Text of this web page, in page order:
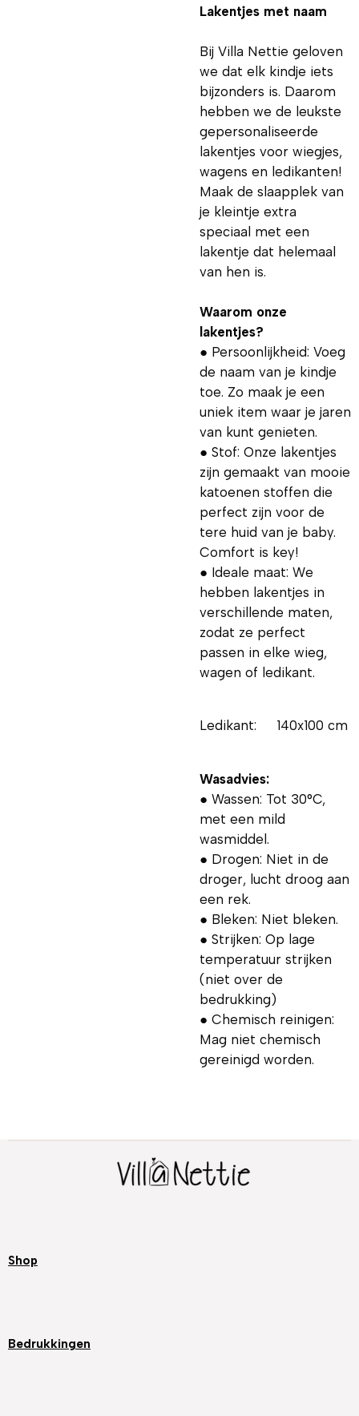
Lakentjes met naam
Bij Villa Nettie geloven
we dat elk kindje iets
bijzonders is. Daarom
hebben we de leukste
gepersonaliseerde
lakentjes voor wiegjes,
wagens en ledikanten!
Maak de slaapplek van
je kleintje extra
speciaal met een
lakentje dat helemaal
van hen is.
Waarom onze
lakentjes?
● Persoonlijkheid: Voeg
de naam van je kindje
toe. Zo maak je een
uniek item waar je jaren
van kunt genieten.
● Stof: Onze lakentjes
zijn gemaakt van mooie
katoenen stoffen die
perfect zijn voor de
tere huid van je baby.
Comfort is key!
● Ideale maat: We
hebben lakentjes in
verschillende maten,
zodat ze perfect
passen in elke wieg,
wagen of ledikant.
Ledikant: 140x100 cm
Wasadvies:
● Wassen: Tot 30°C,
met een mild
wasmiddel.
● Drogen: Niet in de
droger, lucht droog aan
een rek.
● Bleken: Niet bleken.
● Strijken: Op lage
temperatuur strijken
(niet over de
bedrukking)
● Chemisch reinigen:
Mag niet chemisch
gereinigd worden.
Shop
Bedrukkingen